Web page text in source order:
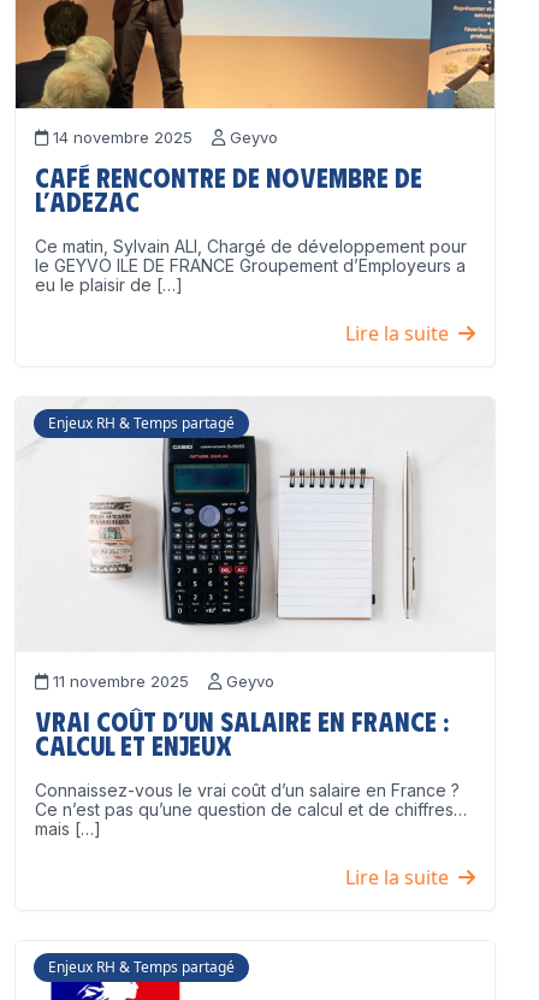
14 novembre 2025 Geyvo
Café Rencontre de Novembre de
l’ADEZAC
Ce matin, Sylvain ALI, Chargé de développement pour
le GEYVO ILE DE FRANCE Groupement d’Employeurs a
eu le plaisir de […]
Lire la suite
Enjeux RH & Temps partagé
11 novembre 2025 Geyvo
Vrai coût d’un salaire en France :
calcul et enjeux
Connaissez-vous le vrai coût d’un salaire en France ?
Ce n’est pas qu’une question de calcul et de chiffres…
mais […]
Lire la suite
Enjeux RH & Temps partagé